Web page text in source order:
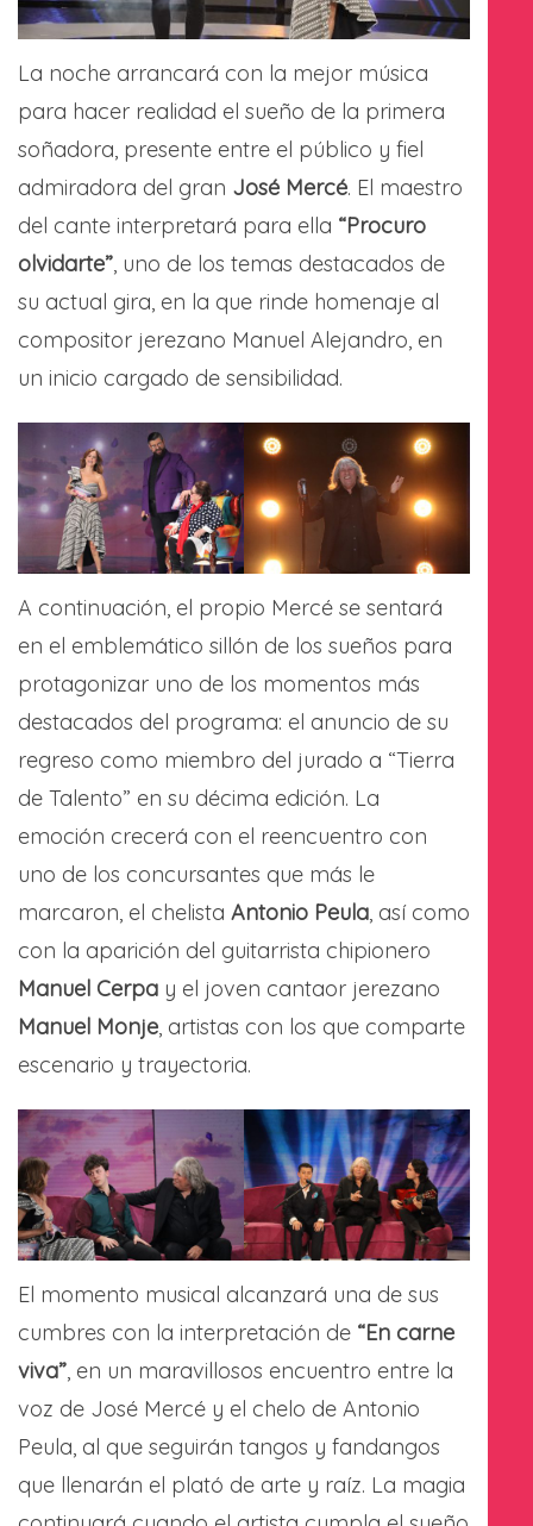
La noche arrancará con la mejor música
para hacer realidad el sueño de la primera
soñadora, presente entre el público y fiel
admiradora del gran José Mercé. El maestro
del cante interpretará para ella “Procuro
olvidarte” , uno de los temas destacados de
su actual gira, en la que rinde homenaje al
compositor jerezano Manuel Alejandro, en
un inicio cargado de sensibilidad.
A continuación, el propio Mercé se sentará
en el emblemático sillón de los sueños para
protagonizar uno de los momentos más
destacados del programa: el anuncio de su
regreso como miembro del jurado a “Tierra
de Talento” en su décima edición. La
emoción crecerá con el reencuentro con
uno de los concursantes que más le
marcaron, el chelista Antonio Peula, así como
con la aparición del guitarrista chipionero
Manuel Cerpa y el joven cantaor jerezano
Manuel Monje, artistas con los que comparte
escenario y trayectoria.
El momento musical alcanzará una de sus
cumbres con la interpretación de “En carne
viva”, en un maravillosos encuentro entre la
voz de José Mercé y el chelo de Antonio
Peula, al que seguirán tangos y fandangos
que llenarán el plató de arte y raíz. La magia